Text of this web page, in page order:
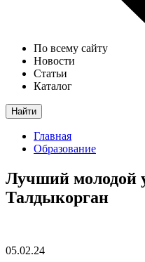
По всему сайту
Новости
Статьи
Каталог
Найти
Главная
Образование
Лучший молодой
Талдыкорган
05.02.24